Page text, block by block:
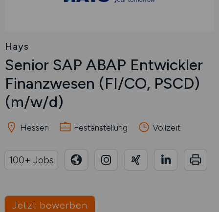
Hays
Senior SAP ABAP Entwickler
Finanzwesen (FI/CO, PSCD)
(m/w/d)
Hessen Festanstellung Vollzeit
Jetzt bewerben
100+ Jobs